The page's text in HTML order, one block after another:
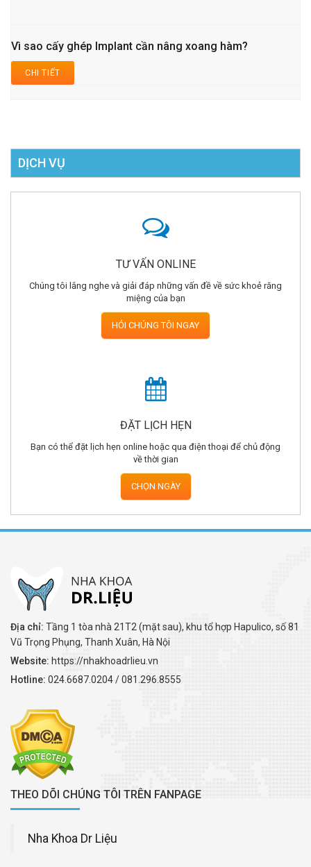
Vì sao cấy ghép Implant cần nâng xoang hàm?
CHI TIẾT
DỊCH VỤ
TƯ VẤN ONLINE
Chúng tôi lắng nghe và giải đáp những vấn đề về sức khoẻ răng
miệng của bạn
HỎI CHÚNG TÔI NGAY
ĐẶT LỊCH HẸN
Bạn có thể đặt lịch hẹn online hoặc qua điện thoại để chủ động
về thời gian
CHỌN NGÀY
Địa chỉ: Tầng 1 tòa nhà 21T2 (mặt sau), khu tổ hợp Hapulico, số 81
Vũ Trọng Phụng, Thanh Xuân, Hà Nội
Website: https://nhakhoadrlieu.vn
Hotline: 024.6687.0204 / 081.296.8555
THEO DÕI CHÚNG TÔI TRÊN FANPAGE
Nha Khoa Dr Liệu